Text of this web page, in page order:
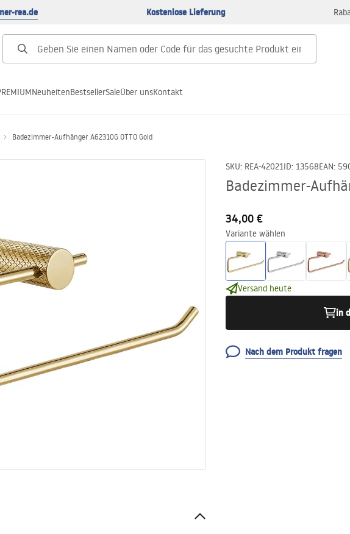
rea.de Kostenlose Lieferung
NeuheitenBestsellerSaleÜber unsKontakt
Badezimmer-Aufhänger A62310G OTTO Gold
SKU: REA-42021ID: 13568EAN:
Badezimmer-
34,00 €
Variante wählen
Versand heute
in
Nach dem Produkt fragen